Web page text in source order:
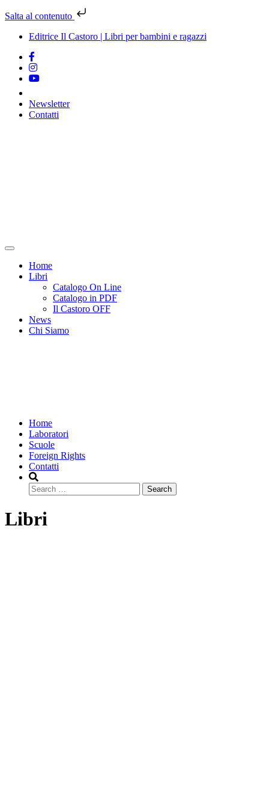
Salta al contenuto
Editrice Il Castoro | Libri per bambini e ragazzi
Newsletter
Contatti
Home
Libri
Catalogo On Line
Catalogo in PDF
Il Castoro OFF
News
Chi Siamo
Home
Laboratori
Scuole
Foreign Rights
Contatti
Search
Libri